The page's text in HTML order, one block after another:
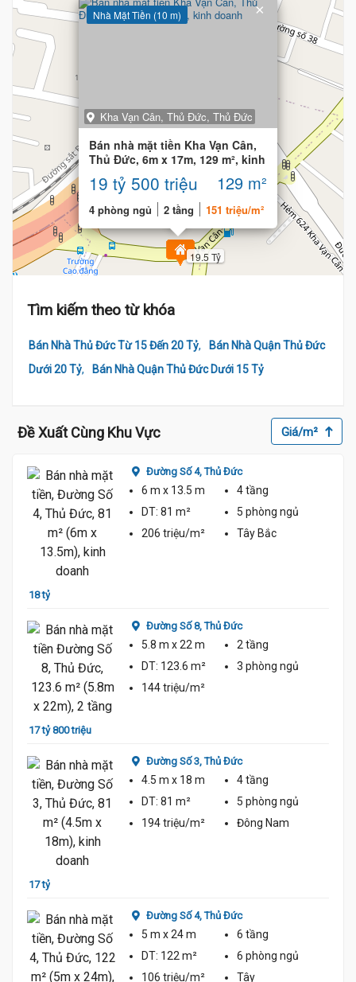
19.5 Tỷ
Nhà Mặt Tiền (10 m)
Kha Vạn Cân, Thủ Đức, Thủ Đức
Bán nhà mặt tiền Kha Vạn Cân,
Thủ Đức, 6m x 17m, 129 m², kinh
doanh
19 tỷ 500 triệu 129 m²
4 phòng ngủ 2 tầng 151 triệu/m²
×
Tìm kiếm theo từ khóa
Bán Nhà Thủ Đức Từ 15 Đến 20 Tỷ,
Bán Nhà Quận Thủ Đức
Dưới 20 Tỷ, Bán Nhà Quận Thủ Đức Dưới 15 Tỷ
Đề Xuất Cùng Khu Vực Giá/m²
18 tỷ
Đường Số 4,Thủ Đức
6 m x 13.5 m
4 tầng
DT: 81 m² 5 phòng ngủ
206 triệu/m²
Tây Bắc
17 tỷ 800 triệu
Đường Số 8,Thủ Đức
5.8 m x 22 m
2 tầng
DT: 123.6 m² 3 phòng ngủ
144 triệu/m²
17 tỷ
Đường Số 3,Thủ Đức
4.5 m x 18 m
4 tầng
DT: 81 m² 5 phòng ngủ
194 triệu/m²
Đông Nam
Đường Số 4,Thủ Đức
5 m x 24 m
6 tầng
DT: 122 m² 6 phòng ngủ
106 triệu/m²
Tây